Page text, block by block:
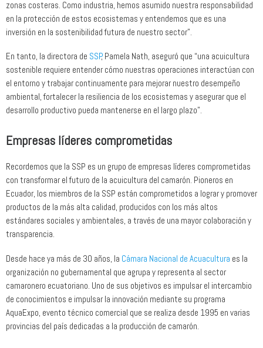
zonas costeras. Como industria, hemos asumido nuestra responsabilidad
en la protección de estos ecosistemas y entendemos que es una
inversión en la sostenibilidad futura de nuestro sector”.
En tanto, la directora de SSP, Pamela Nath, aseguró que “una acuicultura
sostenible requiere entender cómo nuestras operaciones interactúan con
el entorno y trabajar continuamente para mejorar nuestro desempeño
ambiental, fortalecer la resiliencia de los ecosistemas y asegurar que el
desarrollo productivo pueda mantenerse en el largo plazo”.
Empresas líderes comprometidas
Recordemos que la SSP es un grupo de empresas líderes comprometidas
con transformar el futuro de la acuicultura del camarón. Pioneros en
Ecuador, los miembros de la SSP están comprometidos a lograr y promover
productos de la más alta calidad, producidos con los más altos
estándares sociales y ambientales, a través de una mayor colaboración y
transparencia.
Desde hace ya más de 30 años, la Cámara Nacional de Acuacultura es la
organización no gubernamental que agrupa y representa al sector
camaronero ecuatoriano. Uno de sus objetivos es impulsar el intercambio
de conocimientos e impulsar la innovación mediante su programa
AquaExpo, evento técnico comercial que se realiza desde 1995 en varias
provincias del país dedicadas a la producción de camarón.